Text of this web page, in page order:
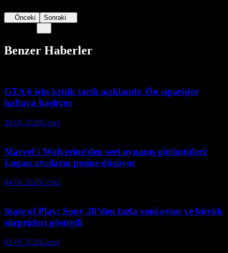
Önceki Sonraki
Benzer Haberler
GTA 6 için kritik tarih açıklandı: Ön siparişler
haftaya başlıyor
18.06.2026Genel
Marvel's Wolverine'den sert oynanış görüntüleri:
Logan avcıların peşine düşüyor
04.06.2026Genel
State of Play: Sony 20’den fazla yeni oyun ve büyük
sürprizleri gösterdi
03.06.2026Genel